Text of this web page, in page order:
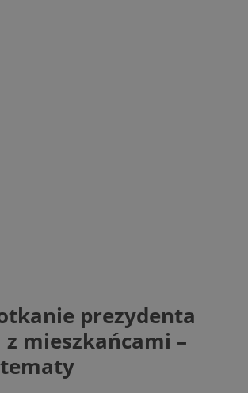
prezydenta
mieszkańcami –